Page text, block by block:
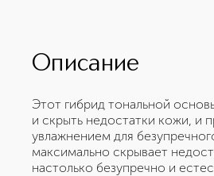
Описание
Этот гибрид тональной
и скрыть недостатки кожи, и
увлажнением для
максимально скрывает
настолько безупречно и